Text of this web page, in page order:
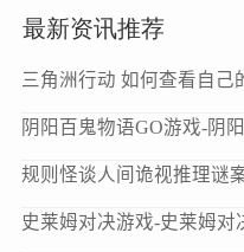
最新资讯推荐
阴阳百鬼物语GO游戏-阴
规则怪谈人间诡视推理谜
史莱姆对决游戏-史莱姆对